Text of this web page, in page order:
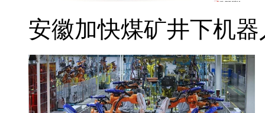
安徽加快煤矿井下机